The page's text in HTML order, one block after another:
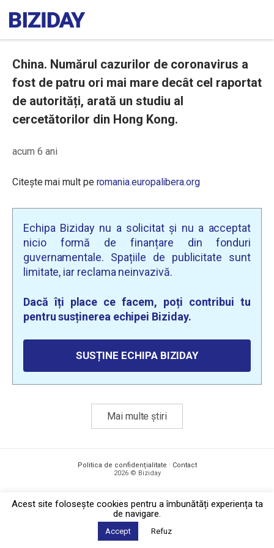
China. Numărul cazurilor de coronavirus a
fost de patru ori mai mare decât cel raportat
de autorități, arată un studiu al
cercetătorilor din Hong Kong.
acum 6 ani
Citește mai mult pe romania.europalibera.org
Echipa Biziday nu a solicitat și nu a acceptat
nicio formă de finanțare din fonduri
guvernamentale. Spațiile de publicitate sunt
limitate, iar reclama neinvazivă.
Dacă îți place ce facem, poți contribui tu
pentru susținerea echipei Biziday.
SUSȚINE ECHIPA BIZIDAY
Mai multe știri
Politica de confidențialitate · Contact
2026 © Biziday
Acest site foloseşte cookies pentru a îmbunătăți experiența ta
de navigare.
Accept Refuz